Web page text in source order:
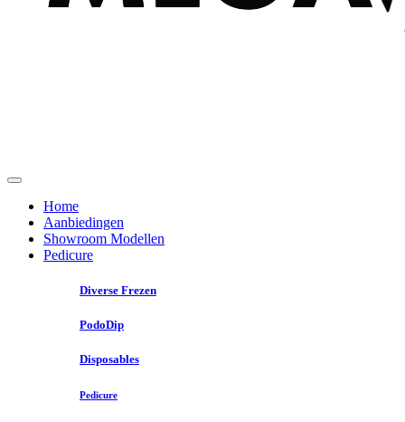
Home
Aanbiedingen
Showroom Modellen
Pedicure
Diverse Frezen
PodoDip
Disposables
Pedicure